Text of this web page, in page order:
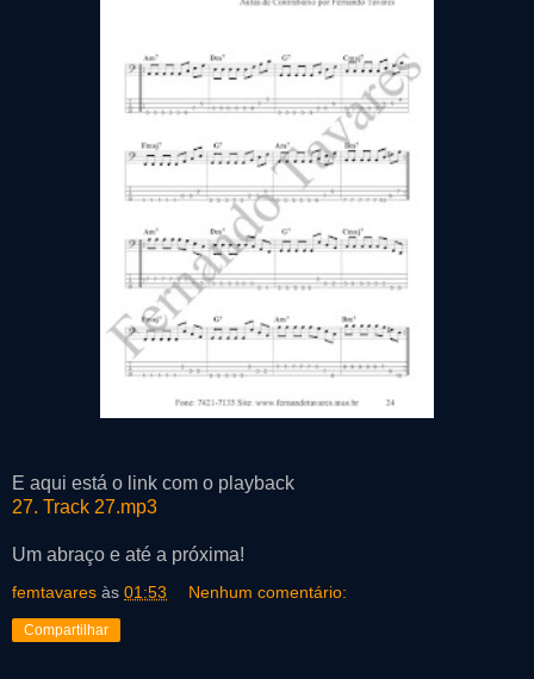
E aqui está o link com o playback
27. Track 27.mp3
Um abraço e até a próxima!
femtavares às 01:53 Nenhum comentário:
Compartilhar